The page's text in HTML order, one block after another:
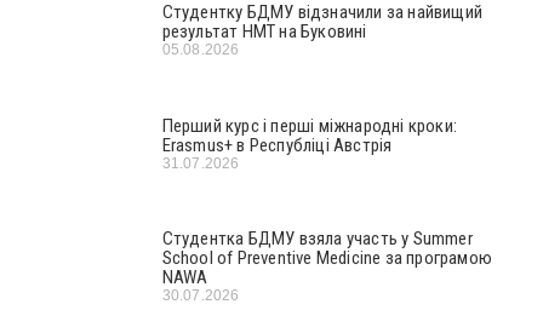
Студентку БДМУ відзначили за найвищий
результат НМТ на Буковині
05.08.2026
Перший курс і перші міжнародні кроки:
Erasmus+ в Республіці Австрія
31.07.2026
Студентка БДМУ взяла участь у Summer
School of Preventive Medicine за програмою
NAWA
30.07.2026